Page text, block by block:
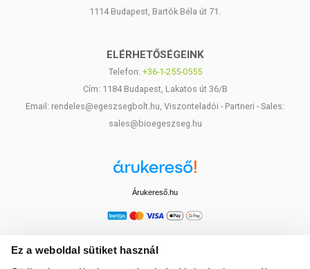
Ez a weboldal sütiket használ
1114 Budapest, Bartók Béla út 71.
ELÉRHETŐSÉGEINK
Telefon: +36-1-255-0555
Cím: 1184 Budapest, Lakatos út 36/B
Email: rendeles@egeszsegbolt.hu, Viszonteladói - Partneri - Sales:
sales@bioegeszseg.hu
Árukereső.hu